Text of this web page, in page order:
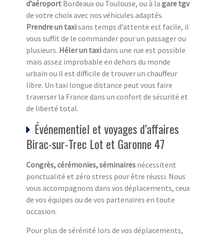
d’aéroport Bordeaux ou Toulouse, ou à la gare tgv
de votre choix avec nos véhicules adaptés.
Prendre un taxisans temps d’attente est facile, il
vous suffit de le commander pour un passager ou
plusieurs. Héler un taxidans une rue est possible
mais assez improbable en dehors du monde
urbain ou il est difficile de trouver un chauffeur
libre. Un taxi longue distance peut vous faire
traverser la France dans un confort de sécurité et
de liberté total.
Événementiel et voyages d’affaires
Birac-sur-Trec Lot et Garonne 47
Congrès, cérémonies, séminaires nécessitent
ponctualité et zéro stress pour être réussi. Nous
vous accompagnons dans vos déplacements, ceux
de vos équipes ou de vos partenaires en toute
occasion.
Pour plus de sérénité lors de vos déplacements,